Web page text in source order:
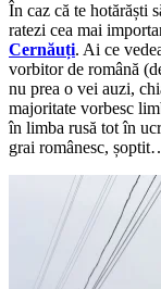
În caz că te hotărăști
ratezi cea mai
Cernăuți. Ai ce
vorbitor de română
nu prea o vei auzi,
majoritate vorbesc
în limba rusă tot în
grai românesc,